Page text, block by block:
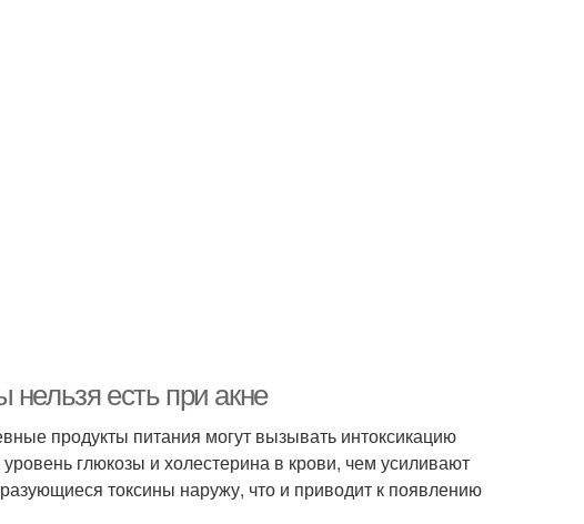
есть при акне
продукты питания могут вызывать интоксикацию
глюкозы и холестерина в крови, чем усиливают
токсины наружу, что и приводит к появлению